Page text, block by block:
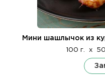
Мини шашлычок из
100 г. x